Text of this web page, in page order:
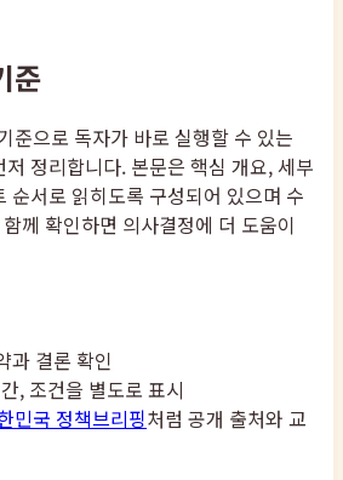
준
준으로 독자가 바로 실행할 수 있는
정리합니다. 본문은 핵심 개요, 세부
순서로 읽히도록 구성되어 있으며 수
께 확인하면 의사결정에 더 도움이
과 결론 확인
, 조건을 별도로 표시
민국 정책브리핑처럼 공개 출처와 교